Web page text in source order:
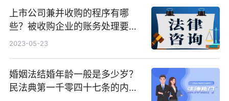
上市公司兼并收购的程序有哪
些？被收购企业的账务处理要点
是什么？
2023-05-23
婚姻法结婚年龄一般是多少岁？
民法典第一千零四十七条的内容